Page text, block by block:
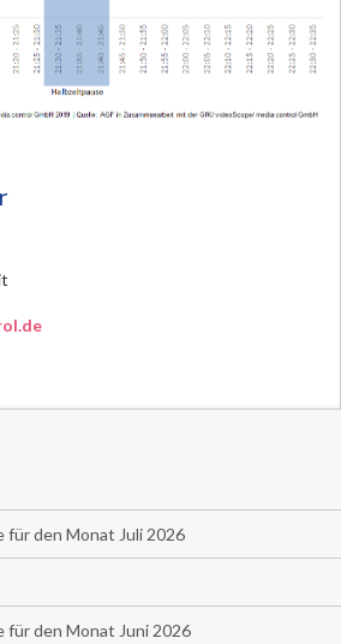
den Monat Juli 2026
den Monat Juni 2026